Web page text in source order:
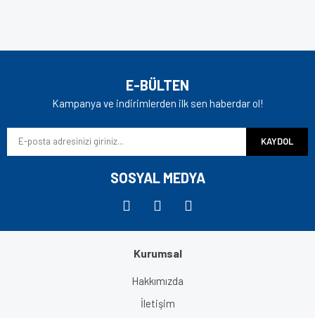
Ürün resmi kalitesiz, bozuk veya görüntülenemiyor.
Ürün açıklamasında eksik bilgiler bulunuyor.
Ürün fiyatı diğer sitelerden daha pahalı.
E-BÜLTEN
Kampanya ve indirimlerden ilk sen haberdar ol!
KAYDOL
SOSYAL MEDYA
Kurumsal
Hakkımızda
İletişim